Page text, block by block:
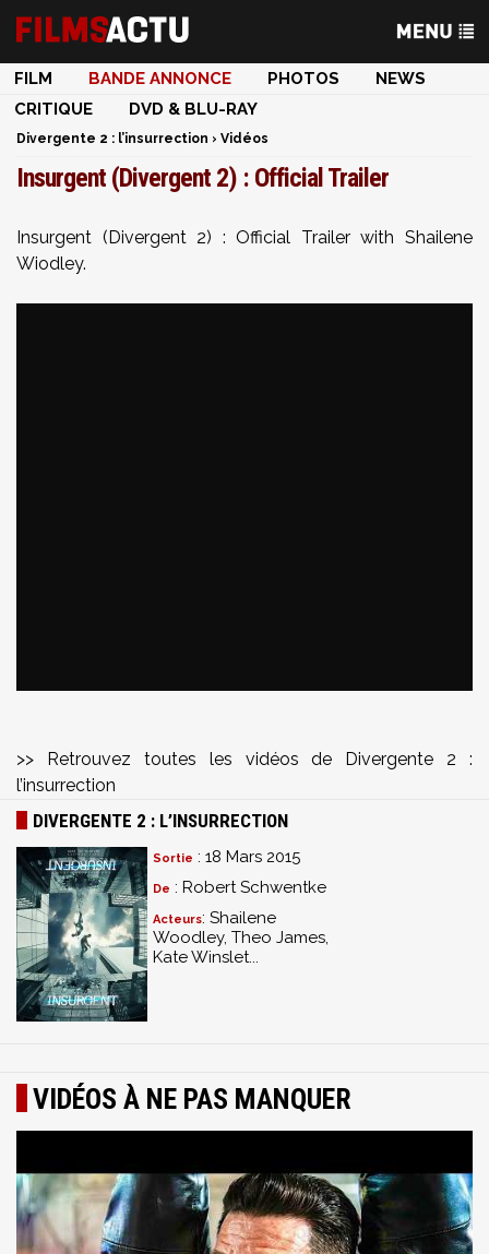
FILM BANDE ANNONCE PHOTOS
NEWS
CRITIQUE
DVD & BLU-RAY
Divergente 2 : l’insurrection › Vidéos
Insurgent (Divergent 2) : Official Trailer
Insurgent (Divergent 2) : Official Trailer with Shailene
Wiodley.
>> Retrouvez toutes les vidéos de Divergente 2 :
l’insurrection
DIVERGENTE 2 : L’INSURRECTION
Sortie : 18 Mars 2015
De : Robert Schwentke
Acteurs: Shailene
Woodley, Theo James,
Kate Winslet...
VIDÉOS À NE PAS MANQUER